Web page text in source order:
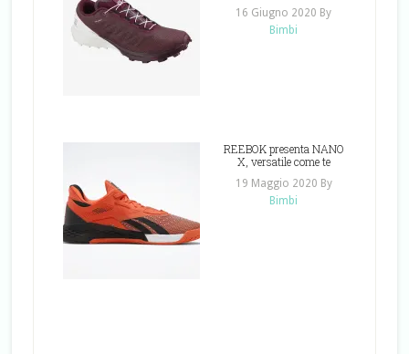
16 Giugno 2020 By
Bimbi
REEBOK presenta NANO
X, versatile come te
19 Maggio 2020 By
Bimbi